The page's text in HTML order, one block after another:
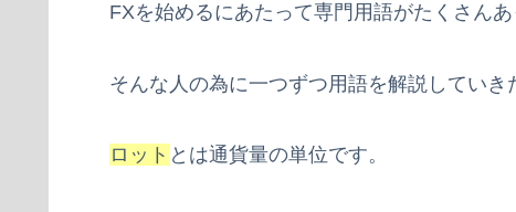
FXを始めるにあたって専門用語がたくさん
そんな人の為に一つずつ用語を解説していき
ロット とは通貨量の単位です。